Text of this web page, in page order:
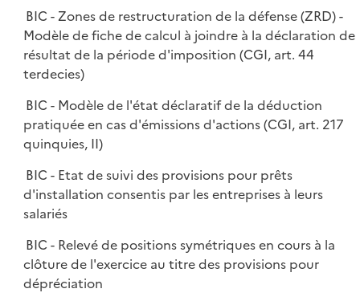
BIC - Zones de restructuration de la défense (ZRD) -
Modèle de fiche de calcul à joindre à la déclaration de
résultat de la période d'imposition (CGI, art. 44
terdecies)
BIC - Modèle de l'état déclaratif de la déduction
pratiquée en cas d'émissions d'actions (CGI, art. 217
quinquies, II)
BIC - Etat de suivi des provisions pour prêts
d'installation consentis par les entreprises à leurs
salariés
BIC - Relevé de positions symétriques en cours à la
clôture de l'exercice au titre des provisions pour
dépréciation